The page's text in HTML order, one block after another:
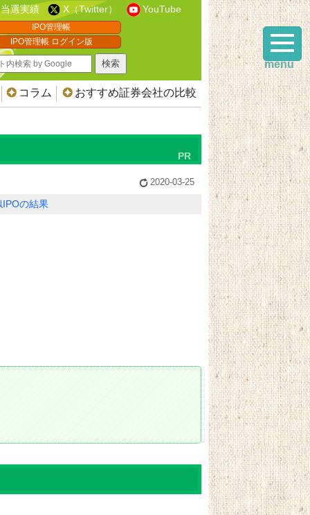
当選実績 X（Twitter） YouTube
IPO管理帳
IPO管理帳 ログイン版
コラム おすすめ証券会社の比較
2020-03-25
IPOの結果
menu